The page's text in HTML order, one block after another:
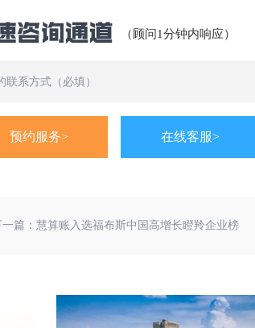
（顾问1分钟内响应）
预约服务> 在线客服>
篇： 慧算账入选福布斯中国高增长瞪羚企业榜